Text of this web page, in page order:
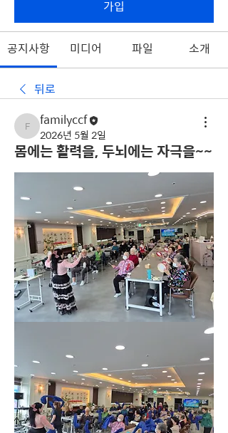
가입
공지사항 미디어 파일 소개
뒤로
familyccf
familyccf
2026년 5월 2일
몸에는 활력을, 두뇌에는 자극을~~